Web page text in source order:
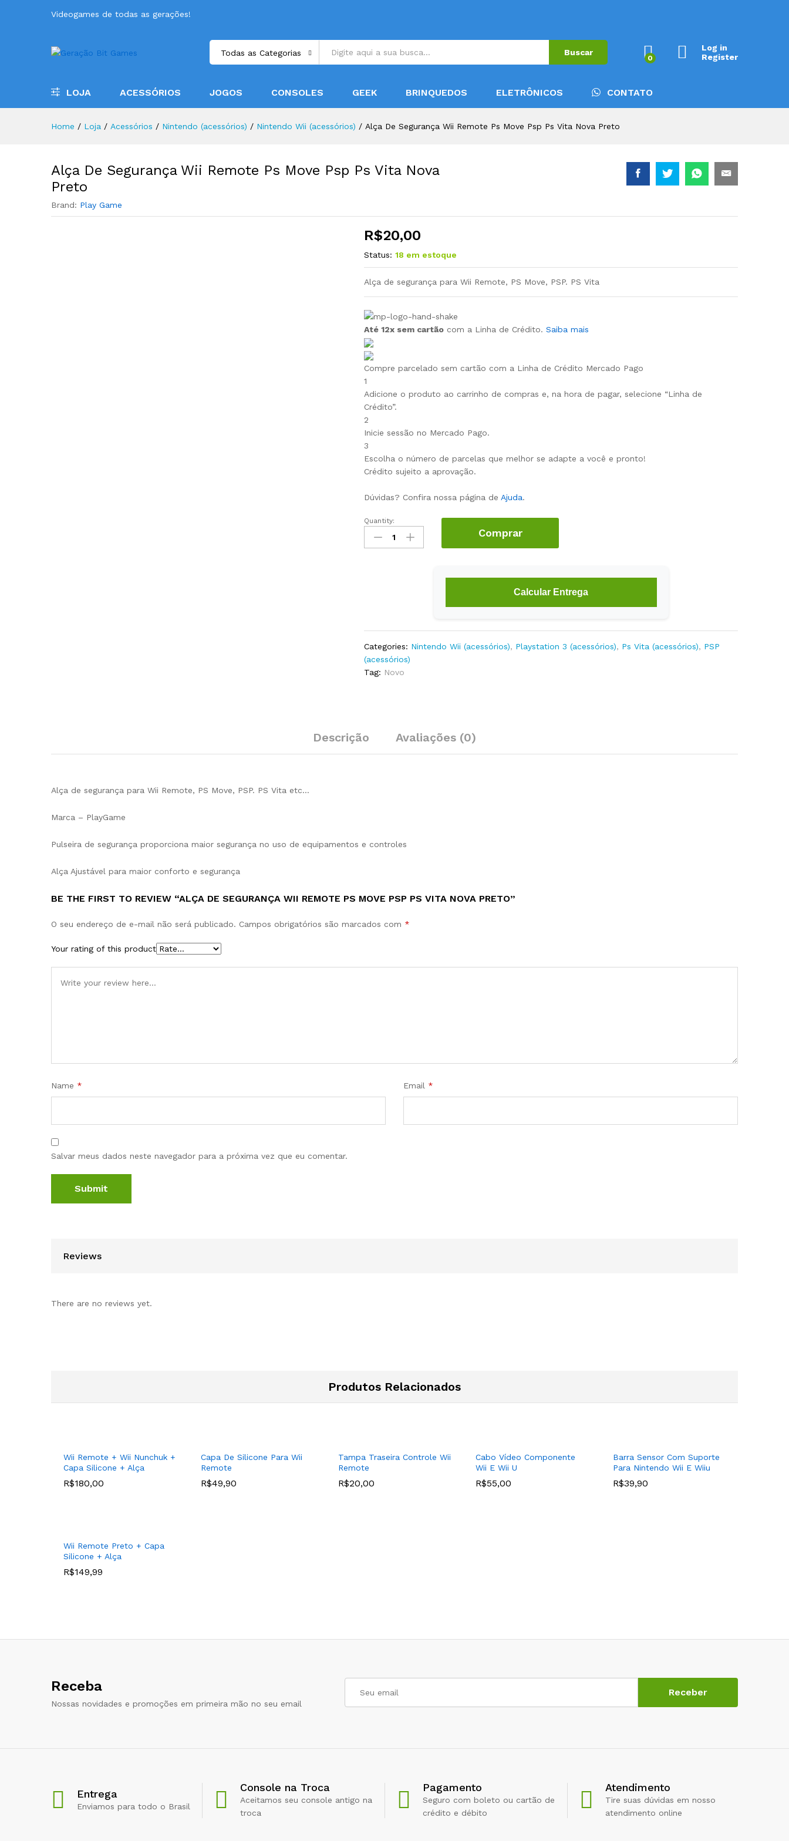
Videogames de todas as gerações!
Todas as Categorias Buscar
0
Log in
Register
LOJA ACESSÓRIOS JOGOS CONSOLES GEEK BRINQUEDOS ELETRÔNICOS CONTATO
Home / Loja / Acessórios / Nintendo (acessórios) / Nintendo Wii (acessórios) / Alça De Segurança Wii Remote Ps Move Psp Ps Vita Nova Preto
Alça De Segurança Wii Remote Ps Move Psp Ps Vita Nova
Preto
Brand: Play Game
R$20,00
Status: 18 em estoque
Alça de segurança para Wii Remote, PS Move, PSP. PS Vita
Até 12x sem cartão com a Linha de Crédito. Saiba mais
Compre parcelado sem cartão com a Linha de Crédito Mercado Pago
1
Adicione o produto ao carrinho de compras e, na hora de pagar, selecione “Linha de
Crédito”.
2
Inicie sessão no Mercado Pago.
3
Escolha o número de parcelas que melhor se adapte a você e pronto!
Crédito sujeito a aprovação.
Dúvidas? Confira nossa página de Ajuda.
Alça
De
Segurança
Nova
Preto
quantity
Quantity:
Comprar
Calcular Entrega
Categories: Nintendo Wii (acessórios), Playstation 3 (acessórios), Ps Vita (acessórios), PSP
(acessórios)
Tag: Novo
Descrição Avaliações (0)
Alça de segurança para Wii Remote, PS Move, PSP. PS Vita etc…
Marca – PlayGame
Pulseira de segurança proporciona maior segurança no uso de equipamentos e controles
Alça Ajustável para maior conforto e segurança
BE THE FIRST TO REVIEW “ALÇA DE SEGURANÇA WII REMOTE PS MOVE PSP PS VITA NOVA PRETO”
O seu endereço de e-mail não será publicado. Campos obrigatórios são marcados com *
Your rating of this product
Name * Email *
Salvar meus dados neste navegador para a próxima vez que eu comentar.
Reviews
There are no reviews yet.
Produtos Relacionados
Wii Remote + Wii Nunchuk +
Capa Silicone + Alça
R$180,00
Capa De Silicone Para Wii
Remote
R$49,90
Tampa Traseira Controle Wii
Remote
R$20,00
Cabo Vídeo Componente
Wii E Wii U
R$55,00
Barra Sensor Com Suporte
Para Nintendo Wii E Wiiu
R$39,90
Wii Remote Preto + Capa
Silicone + Alça
R$149,99
Receba
Nossas novidades e promoções em primeira mão no seu email
Entrega
Enviamos para todo o Brasil
Console na Troca
Aceitamos seu console antigo na
troca
Pagamento
Seguro com boleto ou cartão de
crédito e débito
Atendimento
Tire suas dúvidas em nosso
atendimento online